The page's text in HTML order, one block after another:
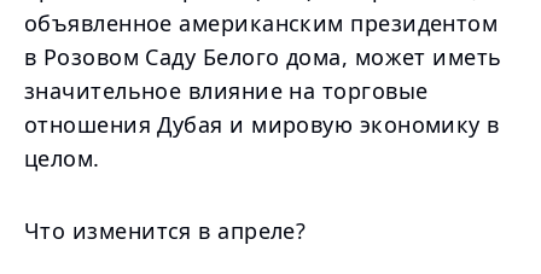
объявленное американским президентом
в Розовом Саду Белого дома, может иметь
значительное влияние на торговые
отношения Дубая и мировую экономику в
целом.
Что изменится в апреле?